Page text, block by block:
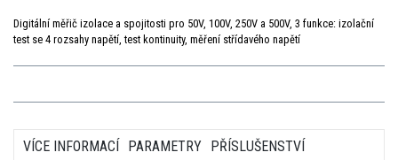
Digitální měřič izolace a spojitosti pro 50V, 100V, 250V a 500V, 3 funkce: izolační
test se 4 rozsahy napětí, test kontinuity, měření střídavého napětí
VÍCE INFORMACÍ PARAMETRY PŘÍSLUŠENSTVÍ